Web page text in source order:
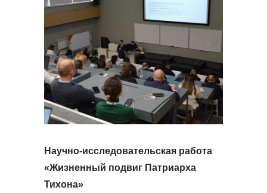
Научно-исследовательская работа
«Жизненный подвиг Патриарха
Тихона»